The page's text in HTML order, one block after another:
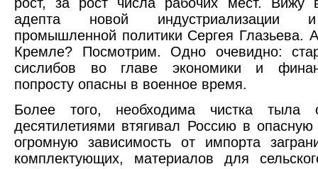
адепта новой индустриализации
промышленной политики Сергея Глазьева.
Кремле? Посмотрим. Одно очевидно:
сислибов во главе экономики и
попросту опасны в военное время.
Более того, необходима чистка тыла
десятилетиями втягивал Россию в
огромную зависимость от импорта
комплектующих, материалов для